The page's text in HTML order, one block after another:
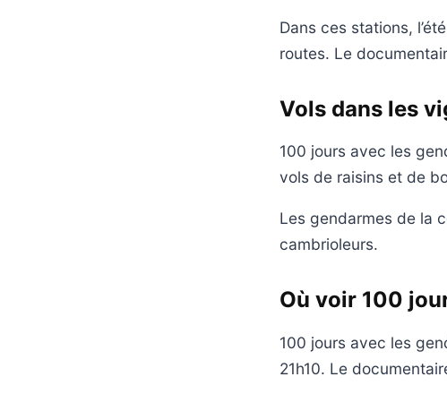
Dans ces stations,
routes. Le
Vols dans les
100 jours avec les
vols de raisins et de
Les gendarmes de la
cambrioleurs.
Où voir 100
100 jours avec les
21h10. Le